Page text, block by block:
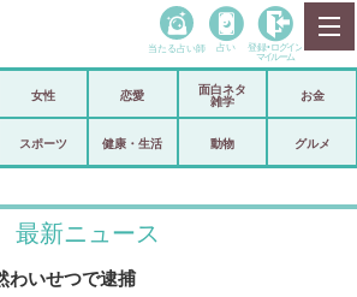
政治
スポーツ
ビックリ
当たる占い師 占い 登録• ログイン
マイルーム
女性 恋愛
面白ネタ
雑学
お金
スポーツ 健康・生活 動物 グルメ
最新ニュース
わいせつで逮捕